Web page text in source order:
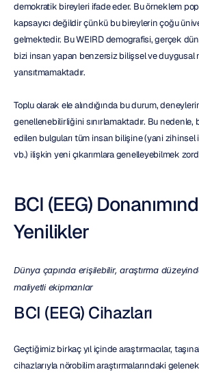
demokratik bireyleri ifade eder. Bu örneklem
kapsayıcı değildir çünkü bu bireylerin çoğu
gelmektedir. Bu WEIRD demografisi, gerçek
bizi insan yapan benzersiz bilişsel ve duygusal
yansıtmamaktadır.
Toplu olarak ele alındığında bu durum,
genellenebilirliğini sınırlamaktadır. Bu nedenle,
edilen bulguları tüm insan bilişine (yani zihinsel
vb.) ilişkin yeni çıkarımlara genelleyebilmek
BCI (EEG)
Yenilikler
Dünya çapında erişilebilir, araştırma
maliyetli ekipmanlar
BCI (EEG) Cihazları
Geçtiğimiz birkaç yıl içinde araştırmacılar,
cihazlarıyla nörobilim araştırmalarındaki